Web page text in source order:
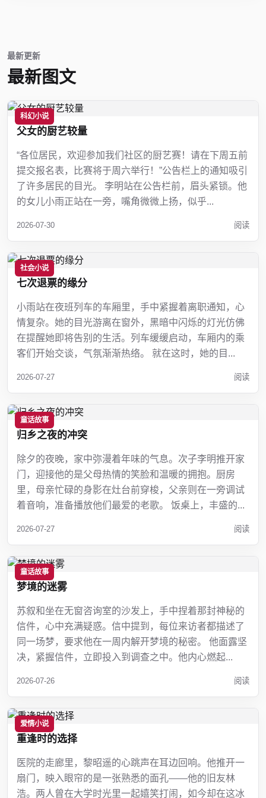
最新更新
最新图文
科幻小说
父女的厨艺较量
“各位居民，欢迎参加我们社区的厨艺赛！请在下周五前
提交报名表，比赛将于周六举行！”公告栏上的通知吸引
了许多居民的目光。 李明站在公告栏前，眉头紧锁。他
的女儿小雨正站在一旁，嘴角微微上扬，似乎...
2026-07-30 阅读
社会小说
七次退票的缘分
小雨站在夜班列车的车厢里，手中紧握着离职通知，心
情复杂。她的目光游离在窗外，黑暗中闪烁的灯光仿佛
在提醒她即将告别的生活。列车缓缓启动，车厢内的乘
客们开始交谈，气氛渐渐热络。 就在这时，她的目...
2026-07-27 阅读
童话故事
归乡之夜的冲突
除夕的夜晚，家中弥漫着年味的气息。次子李明推开家
门，迎接他的是父母热情的笑脸和温暖的拥抱。厨房
里，母亲忙碌的身影在灶台前穿梭，父亲则在一旁调试
着音响，准备播放他们最爱的老歌。 饭桌上，丰盛的...
2026-07-27 阅读
童话故事
梦境的迷雾
苏叙和坐在无窗咨询室的沙发上，手中捏着那封神秘的
信件，心中充满疑惑。信中提到，每位来访者都描述了
同一场梦，要求他在一周内解开梦境的秘密。 他面露坚
决，紧握信件，立即投入到调查之中。他内心燃起...
2026-07-26 阅读
爱情小说
重逢时的选择
医院的走廊里，黎昭遥的心跳声在耳边回响。他推开一
扇门，映入眼帘的是一张熟悉的面孔——他的旧友林
浩。两人曾在大学时光里一起嬉笑打闹，如今却在这冰